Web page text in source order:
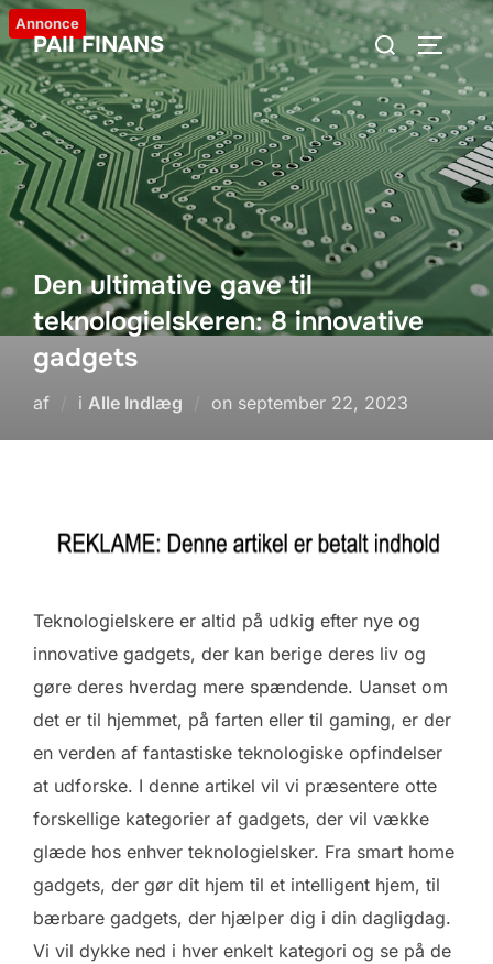
Videre
til
indhold
PAII FINANS
Søg
efter:
SLÅ
Annonce
Den ultimative gave til
teknologielskeren: 8 innovative
gadgets
af i Alle Indlæg on Udgivet
september 22, 2023
Teknologielskere er altid på udkig efter nye og
innovative gadgets, der kan berige deres liv og
gøre deres hverdag mere spændende. Uanset om
det er til hjemmet, på farten eller til gaming, er der
en verden af fantastiske teknologiske opfindelser
at udforske. I denne artikel vil vi præsentere otte
forskellige kategorier af gadgets, der vil vække
glæde hos enhver teknologielsker. Fra smart home
gadgets, der gør dit hjem til et intelligent hjem, til
bærbare gadgets, der hjælper dig i din dagligdag.
Vi vil dykke ned i hver enkelt kategori og se på de